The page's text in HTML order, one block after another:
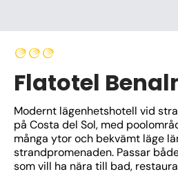
Flatotel
Modernt lägenhetshotell vid
på Costa del Sol, med
många ytor och bekvämt läge
strandpromenaden. Passar
som vill ha nära till bad,